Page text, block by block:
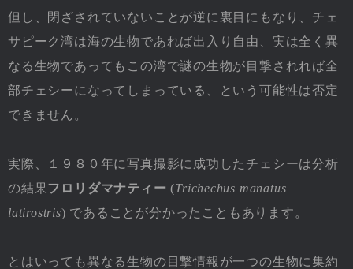
但し、閉ざされていないことが逆に裏目にもなり、チェ
サピーク湾は海の生物であれば出入り自由、実は全く異
なる生物であってもこの湾で謎の生物が目撃されれば全
部チェシーになってしまっている、という可能性は否定
できません。
実際、１９８０年に写真撮影に成功したチェシーは分析
の結果フロリダマナティー (Trichechus manatus
latirostris) であることが分かったこともあります。
とはいっても異なる生物の目撃情報が一つの生物に集約